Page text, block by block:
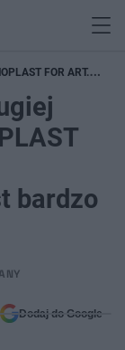
FOR ART.
bardzo
Dodaj do Google